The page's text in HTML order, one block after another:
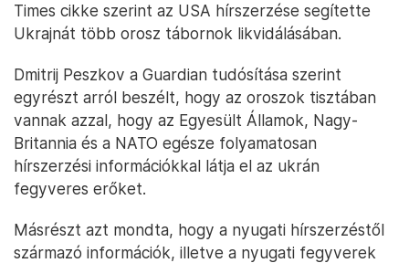
Times cikke szerint az USA hírszerzése segítette
Ukrajnát több orosz tábornok likvidálásában.
Dmitrij Peszkov a Guardian tudósítása szerint
egyrészt arról beszélt, hogy az oroszok tisztában
vannak azzal, hogy az Egyesült Államok, Nagy-
Britannia és a NATO egésze folyamatosan
hírszerzési információkkal látja el az ukrán
fegyveres erőket.
Másrészt azt mondta, hogy a nyugati hírszerzéstől
származó információk, illetve a nyugati fegyverek